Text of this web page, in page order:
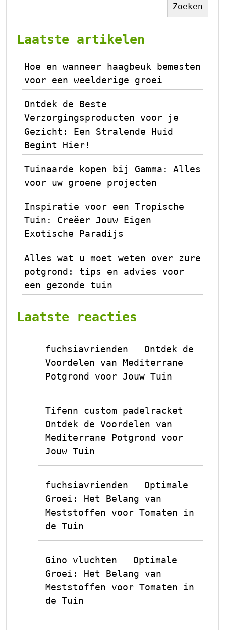
Zoeken
Laatste artikelen
Hoe en wanneer haagbeuk bemesten
voor een weelderige groei
Ontdek de Beste
Verzorgingsproducten voor je
Gezicht: Een Stralende Huid
Begint Hier!
Tuinaarde kopen bij Gamma: Alles
voor uw groene projecten
Inspiratie voor een Tropische
Tuin: Creëer Jouw Eigen
Exotische Paradijs
Alles wat u moet weten over zure
potgrond: tips en advies voor
een gezonde tuin
Laatste reacties
fuchsiavrienden
Ontdek de
Voordelen van Mediterrane
Potgrond voor Jouw Tuin
Tifenn custom padelracket
Ontdek de Voordelen van
Mediterrane Potgrond voor
Jouw Tuin
fuchsiavrienden
Optimale
Groei: Het Belang van
Meststoffen voor Tomaten in
de Tuin
Gino vluchten
Optimale
Groei: Het Belang van
Meststoffen voor Tomaten in
de Tuin